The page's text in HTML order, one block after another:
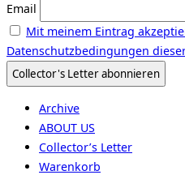
Email
Mit meinem Eintrag
Datenschutzbedingungen
Archive
ABOUT US
Collector’s Letter
Warenkorb